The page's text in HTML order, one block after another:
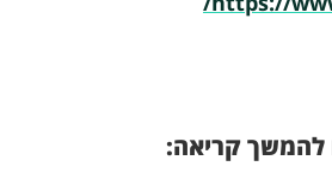
להמשך קריאה: